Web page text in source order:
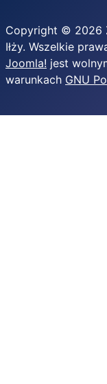
Copyright © 2026
Iłży. Wszelkie
Joomla! jest
warunkach GNU